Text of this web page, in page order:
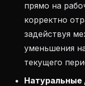
прямо на
корректно
задействуя
уменьшения
текущего
Натуральные